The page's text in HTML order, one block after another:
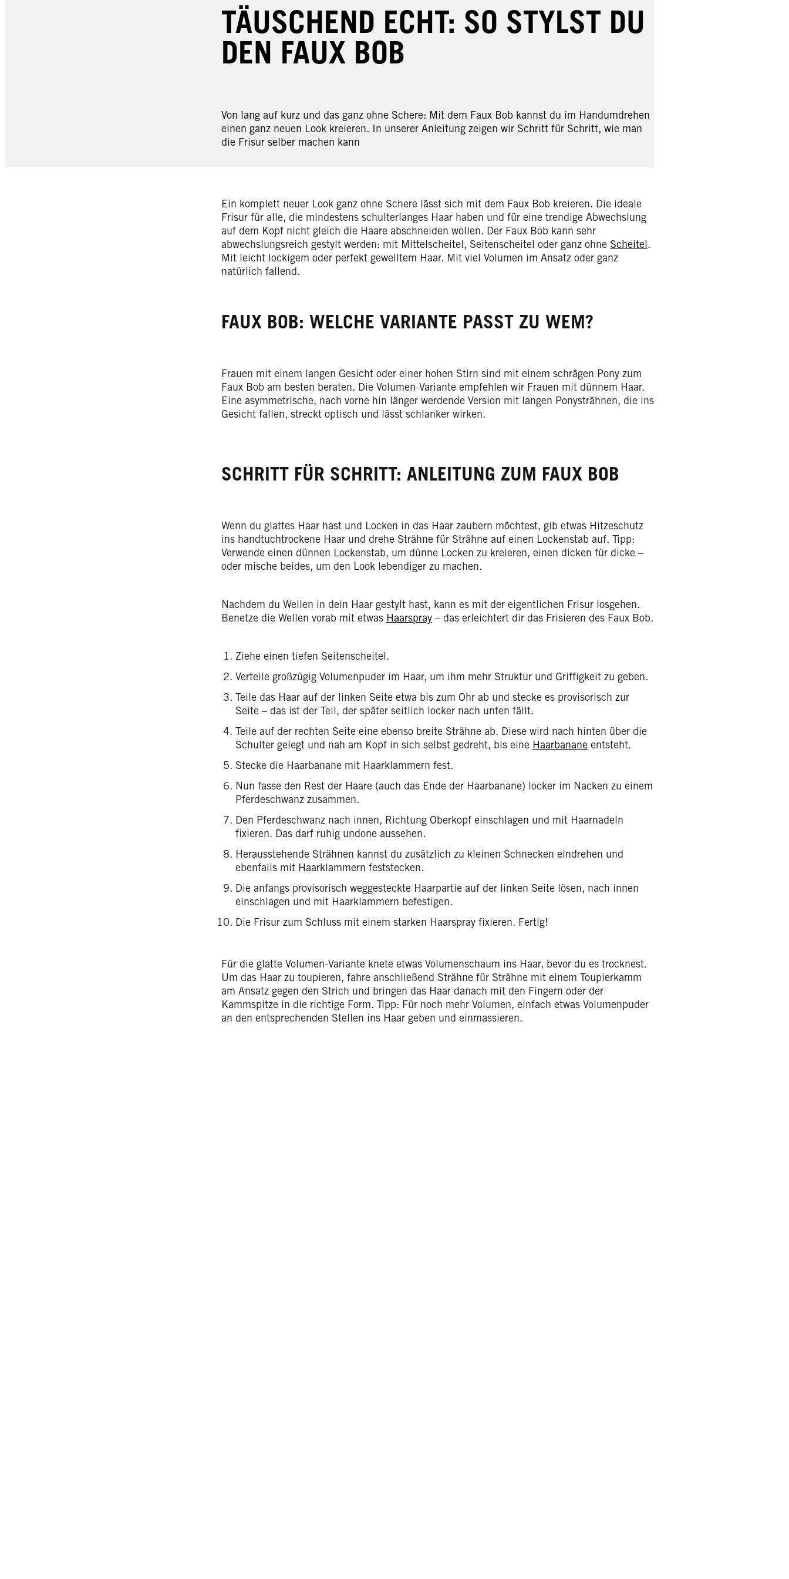
TÄUSCHEND ECHT: SO STYLST DU
DEN FAUX BOB
Von lang auf kurz und das ganz ohne Schere: Mit dem Faux Bob kannst du im Handumdrehen
einen ganz neuen Look kreieren. In unserer Anleitung zeigen wir Schritt für Schritt, wie man
die Frisur selber machen kann
Ein komplett neuer Look ganz ohne Schere lässt sich mit dem Faux Bob kreieren. Die ideale
Frisur für alle, die mindestens schulterlanges Haar haben und für eine trendige Abwechslung
auf dem Kopf nicht gleich die Haare abschneiden wollen. Der Faux Bob kann sehr
abwechslungsreich gestylt werden: mit Mittelscheitel, Seitenscheitel oder ganz ohne Scheitel.
Mit leicht lockigem oder perfekt gewelltem Haar. Mit viel Volumen im Ansatz oder ganz
natürlich fallend.
FAUX BOB: WELCHE VARIANTE PASST ZU WEM?
Frauen mit einem langen Gesicht oder einer hohen Stirn sind mit einem schrägen Pony zum
Faux Bob am besten beraten. Die Volumen-Variante empfehlen wir Frauen mit dünnem Haar.
Eine asymmetrische, nach vorne hin länger werdende Version mit langen Ponysträhnen, die ins
Gesicht fallen, streckt optisch und lässt schlanker wirken.
SCHRITT FÜR SCHRITT: ANLEITUNG ZUM FAUX BOB
Wenn du glattes Haar hast und Locken in das Haar zaubern möchtest, gib etwas Hitzeschutz
ins handtuchtrockene Haar und drehe Strähne für Strähne auf einen Lockenstab auf. Tipp:
Verwende einen dünnen Lockenstab, um dünne Locken zu kreieren, einen dicken für dicke –
oder mische beides, um den Look lebendiger zu machen.
Nachdem du Wellen in dein Haar gestylt hast, kann es mit der eigentlichen Frisur losgehen.
Benetze die Wellen vorab mit etwas Haarspray– das erleichtert dir das Frisieren des Faux Bob.
Ziehe einen tiefen Seitenscheitel.
Verteile großzügig Volumenpuder im Haar, um ihm mehr Struktur und Griffigkeit zu geben.
Teile das Haar auf der linken Seite etwa bis zum Ohr ab und stecke es provisorisch zur
Seite – das ist der Teil, der später seitlich locker nach unten fällt.
Teile auf der rechten Seite eine ebenso breite Strähne ab. Diese wird nach hinten über die
Schulter gelegt und nah am Kopf in sich selbst gedreht, bis eine Haarbananeentsteht.
Stecke die Haarbanane mit Haarklammern fest.
Nun fasse den Rest der Haare (auch das Ende der Haarbanane) locker im Nacken zu einem
Pferdeschwanz zusammen.
Den Pferdeschwanz nach innen, Richtung Oberkopf einschlagen und mit Haarnadeln
fixieren. Das darf ruhig undone aussehen.
Herausstehende Strähnen kannst du zusätzlich zu kleinen Schnecken eindrehen und
ebenfalls mit Haarklammern feststecken.
Die anfangs provisorisch weggesteckte Haarpartie auf der linken Seite lösen, nach innen
einschlagen und mit Haarklammern befestigen.
Die Frisur zum Schluss mit einem starken Haarspray fixieren. Fertig!
Für die glatte Volumen-Variante knete etwas Volumenschaum ins Haar, bevor du es trocknest.
Um das Haar zu toupieren, fahre anschließend Strähne für Strähne mit einem Toupierkamm
am Ansatz gegen den Strich und bringen das Haar danach mit den Fingern oder der
Kammspitze in die richtige Form. Tipp: Für noch mehr Volumen, einfach etwas Volumenpuder
an den entsprechenden Stellen ins Haar geben und einmassieren.